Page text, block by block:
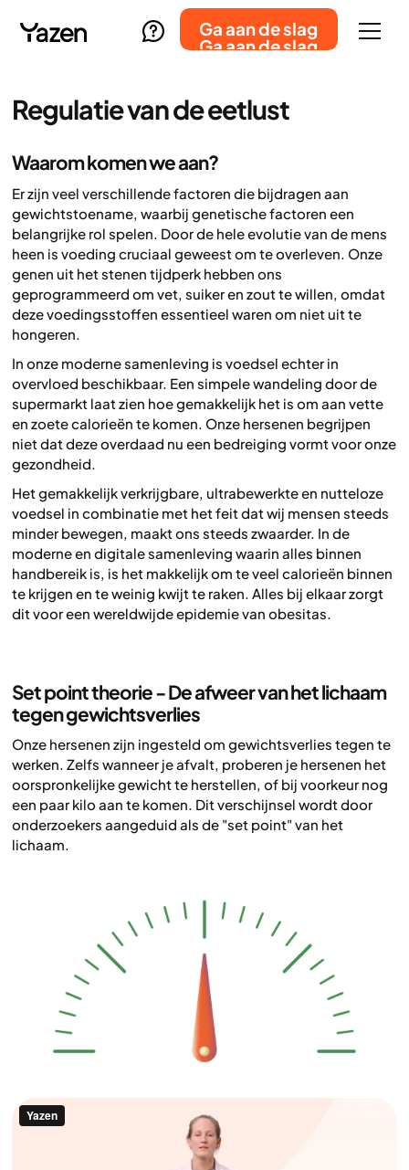
Ga aan de slag
Ga aan de slag
Regulatie van de eetlust
Waarom komen we aan?
Er zijn veel verschillende factoren die bijdragen aan
gewichtstoename, waarbij genetische factoren een
belangrijke rol spelen. Door de hele evolutie van de mens
heen is voeding cruciaal geweest om te overleven. Onze
genen uit het stenen tijdperk hebben ons
geprogrammeerd om vet, suiker en zout te willen, omdat
deze voedingsstoffen essentieel waren om niet uit te
hongeren.
In onze moderne samenleving is voedsel echter in
overvloed beschikbaar. Een simpele wandeling door de
supermarkt laat zien hoe gemakkelijk het is om aan vette
en zoete calorieën te komen. Onze hersenen begrijpen
niet dat deze overdaad nu een bedreiging vormt voor onze
gezondheid.
Het gemakkelijk verkrijgbare, ultrabewerkte en nutteloze
voedsel in combinatie met het feit dat wij mensen steeds
minder bewegen, maakt ons steeds zwaarder. In de
moderne en digitale samenleving waarin alles binnen
handbereik is, is het makkelijk om te veel calorieën binnen
te krijgen en te weinig kwijt te raken. Alles bij elkaar zorgt
dit voor een wereldwijde epidemie van obesitas.
Set point theorie - De afweer van het lichaam
tegen gewichtsverlies
Onze hersenen zijn ingesteld om gewichtsverlies tegen te
werken. Zelfs wanneer je afvalt, proberen je hersenen het
oorspronkelijke gewicht te herstellen, of bij voorkeur nog
een paar kilo aan te komen. Dit verschijnsel wordt door
onderzoekers aangeduid als de "set point" van het
lichaam.